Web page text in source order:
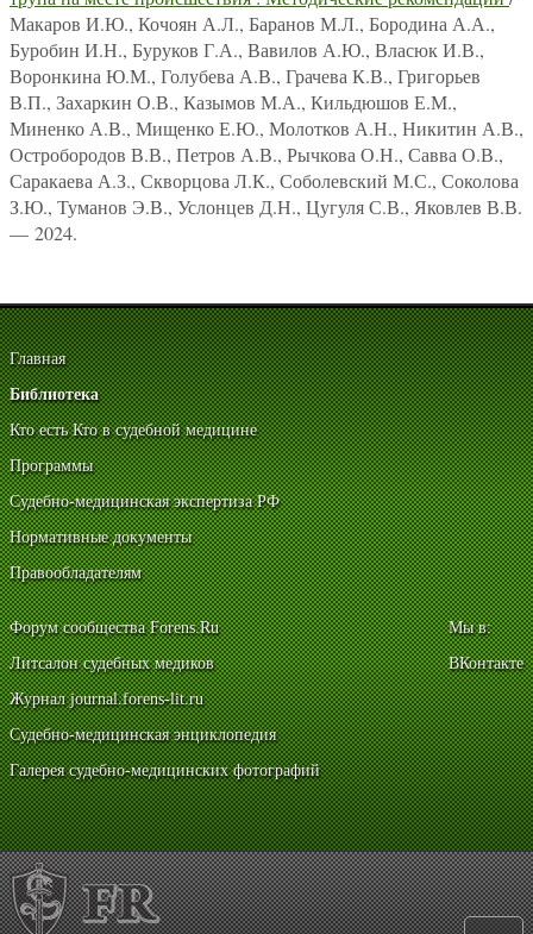
Макаров И.Ю., Кочоян А.Л., Баранов М.Л., Бородина А.А.,
Буробин И.Н., Буруков Г.А., Вавилов А.Ю., Власюк И.В.,
Воронкина Ю.М., Голубева А.В., Грачева К.В., Григорьев
В.П., Захаркин О.В., Казымов М.А., Кильдюшов Е.М.,
Миненко А.В., Мищенко Е.Ю., Молотков А.Н., Никитин А.В.,
Остробородов В.В., Петров А.В., Рычкова О.Н., Савва О.В.,
Саракаева А.З., Скворцова Л.К., Соболевский М.С., Соколова
З.Ю., Туманов Э.В., Услонцев Д.Н., Цугуля С.В., Яковлев В.В.
— 2024.
Главная
Библиотека
Кто есть Кто в судебной медицине
Программы
Судебно-медицинская экспертиза РФ
Нормативные документы
Правообладателям
Форум сообщества Forens.Ru
Литсалон судебных медиков
Журнал journal.forens-lit.ru
Судебно-медицинская энциклопедия
Галерея судебно-медицинских фотографий
Мы в:
ВКонтакте